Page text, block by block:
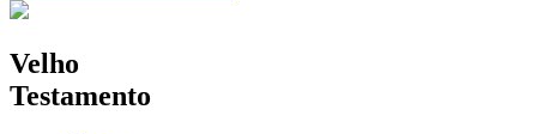
Velho
Testamento